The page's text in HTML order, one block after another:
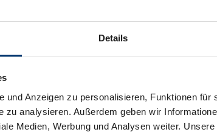
Details
und Anzeigen zu personalisieren, Funktionen für
zu analysieren. Außerdem geben wir
Medien, Werbung und Analysen weiter.